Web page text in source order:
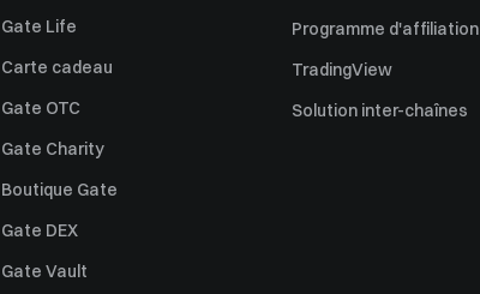
Gate Life
Carte cadeau
Gate OTC
Gate Charity
Boutique Gate
Gate DEX
Gate Vault
Programme d'affiliation
TradingView
Solution inter-chaînes